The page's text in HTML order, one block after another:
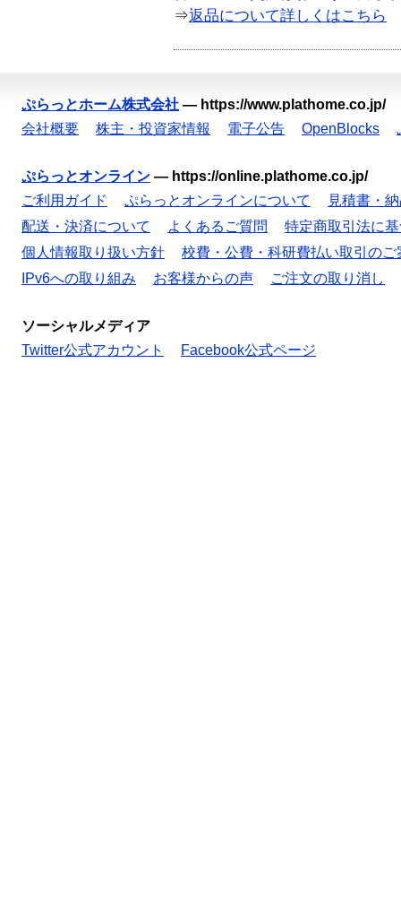
⇒返品について詳しくはこちら
ぷらっとホーム株式会社 — https://www.plathome.co.jp/
会社概要
株主・投資家情報 電子公告 OpenBlocks
ぷらっとオンライン — https://online.plathome.co.jp/
ご利用ガイド
ぷらっとオンラインについて
見積書・
配送・決済について
よくあるご質問
特定商取引法に
個人情報取り扱い方針
校費・公費・科研費払い取引のご
IPv6への取り組み
お客様からの声 ご注文の取り消し
ソーシャルメディア
Twitter公式アカウント
Facebook公式ページ